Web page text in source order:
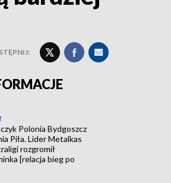
Polonia Bydgoszcz
Piła. Lider Metalkas
rozgromił
[relacja bieg po